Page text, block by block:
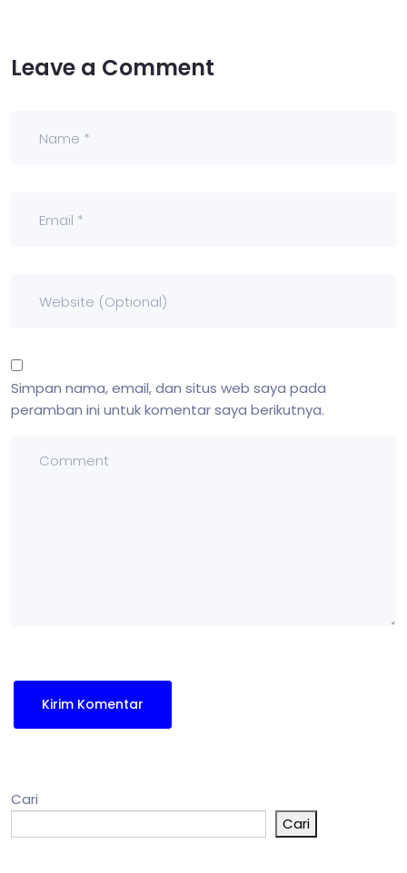
Leave a Comment
Simpan nama, email, dan situs web saya pada
peramban ini untuk komentar saya berikutnya.
Cari
Cari